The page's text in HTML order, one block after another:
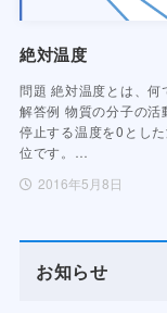
絶対温度
問題 絶対温度とは、何
解答例 物質の分子の活
停止する温度を0とし
位です。…
2016年5月8日
お知らせ